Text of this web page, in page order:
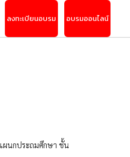
ลงทะเบียนอบรม อบรมออนไลน์
ผนกประถมศึกษา ชั้น